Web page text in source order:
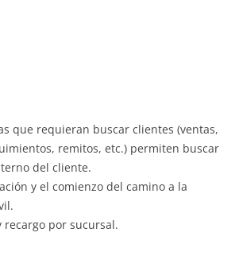
que requieran buscar clientes (ventas,
remitos, etc.) permiten buscar
del cliente.
y el comienzo del camino a la
recargo por sucursal.